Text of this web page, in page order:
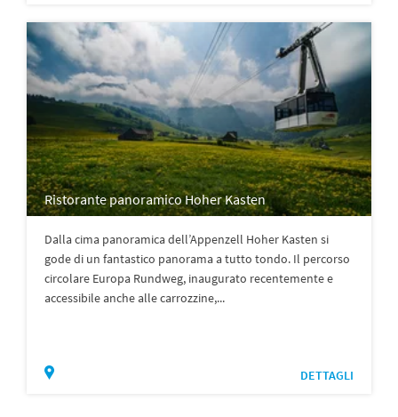
Ristorante panoramico Hoher Kasten
Dalla cima panoramica dell’Appenzell Hoher Kasten si
gode di un fantastico panorama a tutto tondo. Il percorso
circolare Europa Rundweg, inaugurato recentemente e
accessibile anche alle carrozzine,...
DETTAGLI